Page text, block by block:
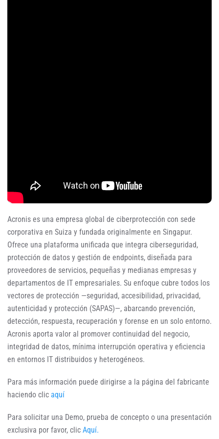
Acronis es una empresa global de ciberprotección con sede
corporativa en Suiza y fundada originalmente en Singapur.
Ofrece una plataforma unificada que integra ciberseguridad,
protección de datos y gestión de endpoints, diseñada para
proveedores de servicios, pequeñas y medianas empresas y
departamentos de IT empresariales. Su enfoque cubre todos los
vectores de protección —seguridad, accesibilidad, privacidad,
autenticidad y protección (SAPAS)—, abarcando prevención,
detección, respuesta, recuperación y forense en un solo entorno.
Acronis aporta valor al promover continuidad del negocio,
integridad de datos, mínima interrupción operativa y eficiencia
en entornos IT distribuidos y heterogéneos.
Para más información puede dirigirse a la página del fabricante
haciendo clic aquí
Para solicitar una Demo, prueba de concepto o una presentación
exclusiva por favor, clic Aquí.